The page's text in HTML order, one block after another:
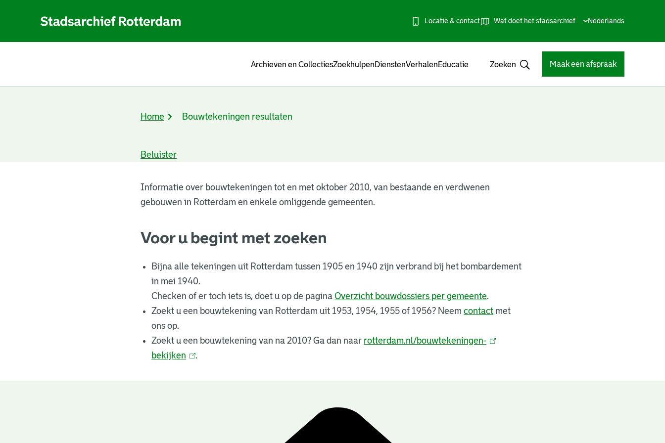
Locatie & contact Wat doet het stadsarchief
Huidige
Nederlands
Archieven en CollectiesZoekhulpenDienstenVerhalenEducatie Zoeken Maak een afspraak
Kruimelpad
Home Bouwtekeningen resultaten
Beluister
BouwtekeningenInformatie over bouwtekeningen tot en met oktober 2010, van bestaande en verdwenen
gebouwen in Rotterdam en enkele omliggende gemeenten.
Voor u begint met zoeken
Bijna alle tekeningen uit Rotterdam tussen 1905 en 1940 zijn verbrand bij het bombardement
in mei 1940.
Checken of er toch iets is, doet u op de paginaOverzicht bouwdossiers per gemeente.
Zoekt u een bouwtekening van Rotterdam uit 1953, 1954, 1955 of 1956? Neemcontact met
ons op.
Zoekt u een bouwtekening van na 2010? Ga dan naar rotterdam.nl/bouwtekeningen-
bekijken .